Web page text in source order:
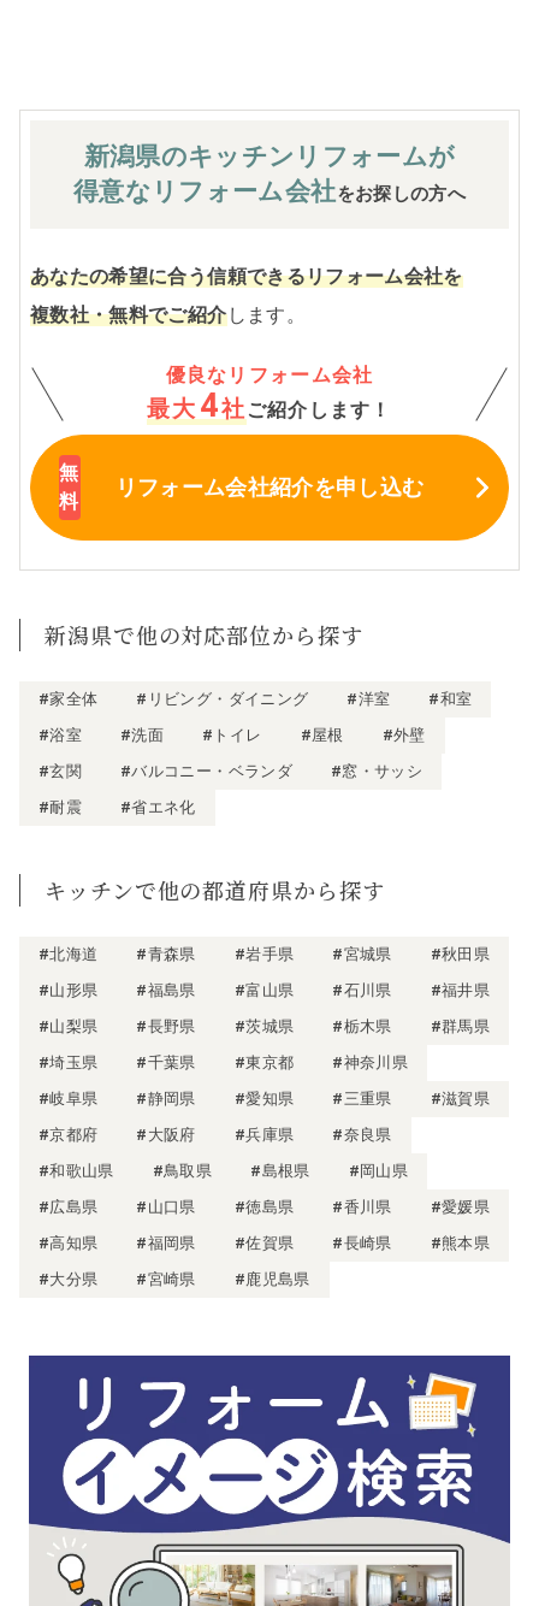
新潟県のキッチン リフォームが
得意なリフォーム会社をお探しの方へ
あなたの希望に合う信頼できるリフォーム会社を
複数社・無料でご紹介します。
優良なリフォーム会社
最大 4社 ご紹介します！
リフォーム会社紹介を申し込む
新潟県で他の対応部位から探す
#家全体 #リビング・ダイニング #洋室
#和室
#浴室
#洗面 #トイレ #屋根
#外壁
#玄関
#バルコニー・ベランダ
#窓・サッシ
#耐震
#省エネ化
キッチンで他の都道府県から探す
#北海道 #青森県 #岩手県 #宮城県
#秋田県
#山形県
#福島県 #富山県 #石川県
#福井県
#山梨県
#長野県 #茨城県 #栃木県
#群馬県
#埼玉県
#千葉県 #東京都
#神奈川県
#岐阜県
#静岡県 #愛知県 #三重県
#滋賀県
#京都府
#大阪府 #兵庫県
#奈良県
#和歌山県
#鳥取県 #島根県
#岡山県
#広島県
#山口県 #徳島県 #香川県
#愛媛県
#高知県
#福岡県 #佐賀県 #長崎県
#熊本県
#大分県
#宮崎県 #鹿児島県